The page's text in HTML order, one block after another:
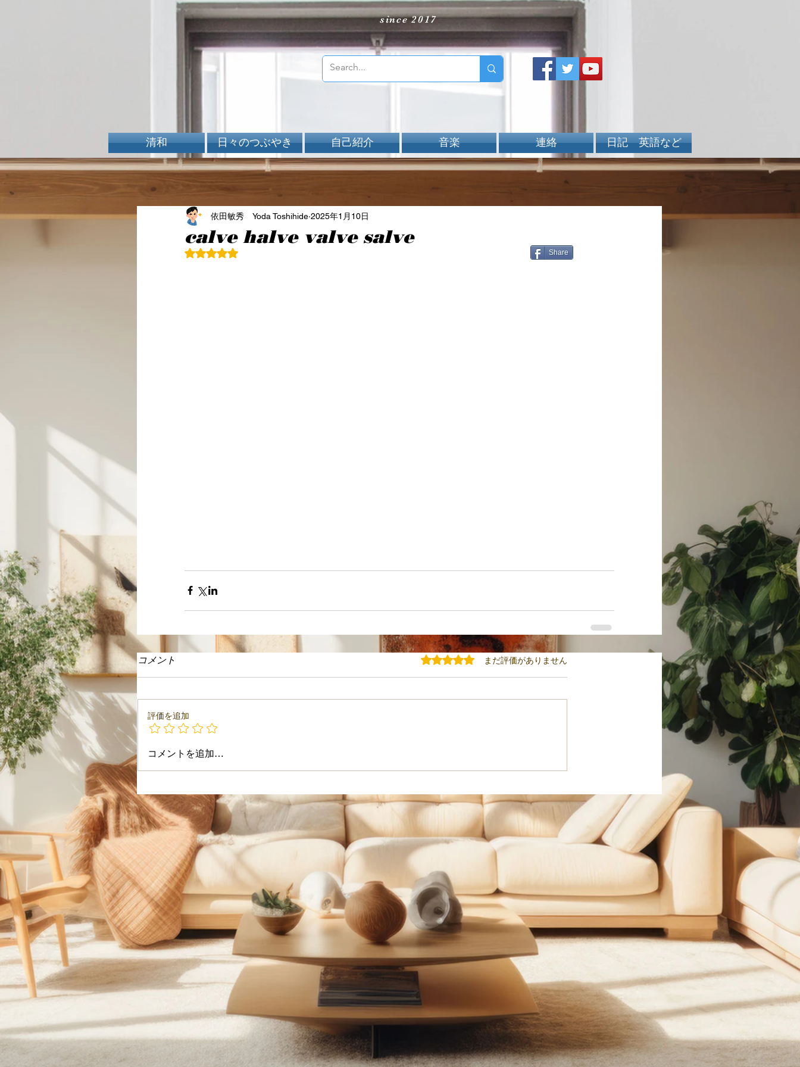
since 2017
清和 日々のつぶやき 自己紹介 音楽 連絡 日記 英語など
calve halve valve salve
依田敏秀 Yoda Toshihide 2025年1月10日
5つ星のうちNaNと評価されています。
コメント 5つ星のうち0と評価されています。
まだ評価がありません
評価を追加
コメントを追加…
Share